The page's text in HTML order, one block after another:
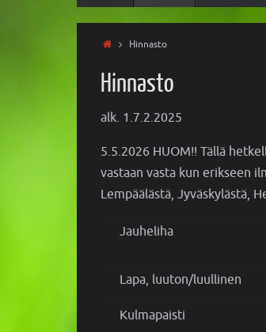
Hinnasto
Hinnasto
alk. 1.7.2.2025
5.5.2026 HUOM!! Tällä
vastaan vasta kun erikseen
Lempäälästä, Jyväskylästä,
Jauheliha
Lapa, luuton/luullinen
Kulmapaisti